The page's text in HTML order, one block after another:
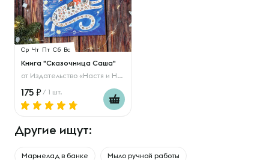
Ср Чт Пт Сб Вс
Книга "Сказочница Саша"
от Издательство «Настя и Никита»
175 / 1 шт.
Другие ищут:
Мармелад в банке Мыло ручной работы